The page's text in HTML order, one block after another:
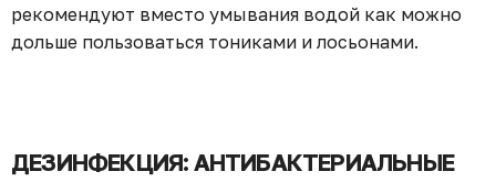
рекомендуют вместо умывания водой как можно
дольше пользоваться тониками и лосьонами.
ДЕЗИНФЕКЦИЯ: АНТИБАКТЕРИАЛЬНЫЕ